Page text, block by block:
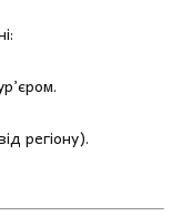
регіону).